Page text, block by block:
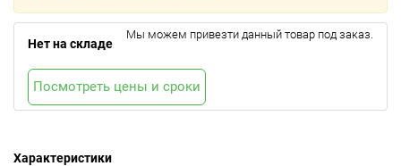
Характеристики
Нет на складе
Мы можем привезти данный товар под заказ.
Посмотреть цены и сроки